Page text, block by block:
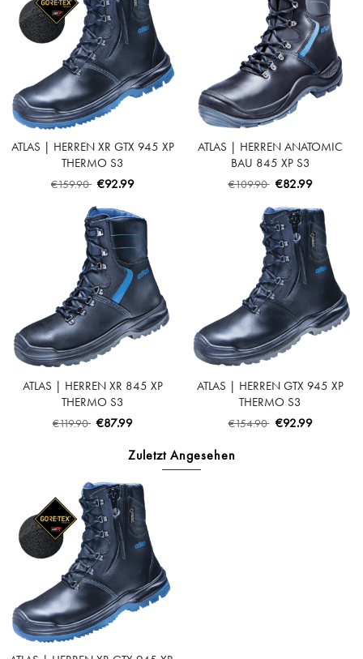
ATLAS | HERREN XR GTX 945 XP
THERMO S3
SICHERHEITSSCHUH - BLACK |
€159.90 €92.99
ATLAS | HERREN ANATOMIC
BAU 845 XP S3
SICHERHEITSSCHUH - BLACK |
€109.90 €82.99
ATLAS | HERREN XR 845 XP
THERMO S3
SICHERHEITSSCHUH - BLACK |
€119.90 €87.99
ATLAS | HERREN GTX 945 XP
THERMO S3
SICHERHEITSSCHUH - BLACK |
€154.90 €92.99
Zuletzt Angesehen